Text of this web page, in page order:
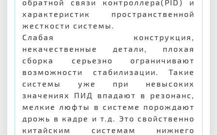
обратной связи контроллера(PID) и
характеристик пространственной
жесткости системы.
Слабая конструкция,
некачественные детали, плохая
сборка серьезно ограничивают
возможности стабилизации. Такие
системы уже при невысоких
значениях ПИД впадают в резонанс,
мелкие люфты в системе порождают
дрожь в кадре и т.д. Это свойственно
китайским системам нижнего